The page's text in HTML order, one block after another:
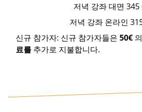
345
신규 참가자: 신규 참가자들은 50€
료를 추가로 지불합니다.